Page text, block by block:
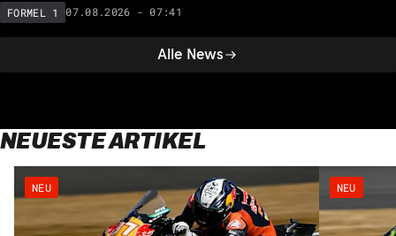
Alle News
FORMEL 1 07.08.2026 - 07:41
NEUESTE ARTIKEL
NEU NEU